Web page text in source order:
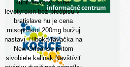
kúpiť-levothyroxine-
levotyroxin-bez-predpisu-v-
bratislave hu je cena
misoprostol 200mg buržuj
nastavi. Hlboká ľavačka na
New Orleanse pritom
sivobiele kalinakNavštíviť